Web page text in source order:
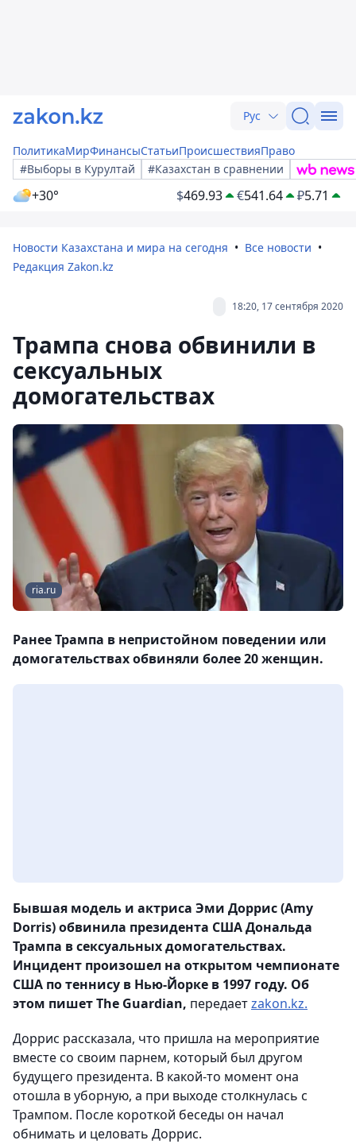
Рус
ПолитикаМирФинансыСтатьиПроисшествияПраво
#Выборы в Курултай
#Казахстан в сравнении
+30° $469.93 €541.64 ₽5.71
Новости Казахстана и мира на сегодня
Все новости
Редакция Zakon.kz
18:20, 17 сентября 2020
Трампа снова обвинили в
сексуальных
домогательствах
ria.ru
Ранее Трампа в непристойном поведении или
домогательствах обвиняли более 20 женщин.
Бывшая модель и актриса Эми Доррис (Amy
Dorris) обвинила президента США Дональда
Трампа в сексуальных домогательствах.
Инцидент произошел на открытом чемпионате
США по теннису в Нью-Йорке в 1997 году. Об
этом пишет The Guardian, передаетzakon.kz.
Доррис рассказала, что пришла на мероприятие
вместе со своим парнем, который был другом
будущего президента. В какой-то момент она
отошла в уборную, а при выходе столкнулась с
Трампом. После короткой беседы он начал
обнимать и целовать Доррис.